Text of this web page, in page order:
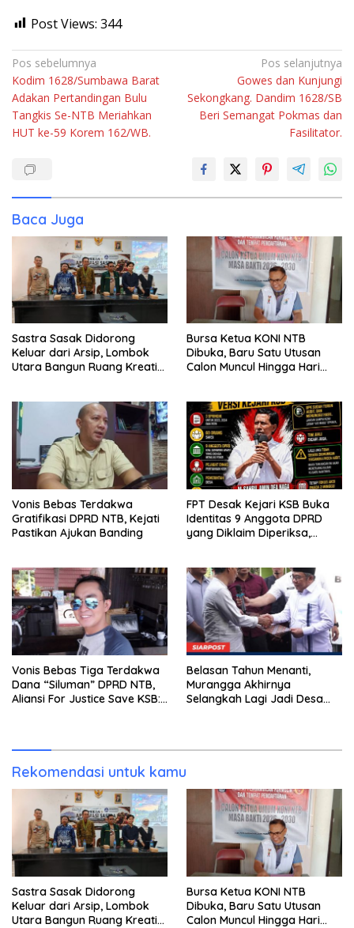
Post Views: 344
Navigasi
pos
Pos sebelumnya
Kodim 1628/Sumbawa Barat
Adakan Pertandingan Bulu
Tangkis Se-NTB Meriahkan
HUT ke-59 Korem 162/WB.
Pos selanjutnya
Gowes dan Kunjungi
Sekongkang. Dandim 1628/SB
Beri Semangat Pokmas dan
Fasilitator.
Baca Juga
Sastra Sasak Didorong
Keluar dari Arsip, Lombok
Utara Bangun Ruang Kreatif
Bursa Ketua KONI NTB
Dibuka, Baru Satu Utusan
Calon Muncul Hingga Hari
Vonis Bebas Terdakwa
Gratifikasi DPRD NTB, Kejati
Pastikan Ajukan Banding
FPT Desak Kejari KSB Buka
Identitas 9 Anggota DPRD
yang Diklaim Diperiksa,
Vonis Bebas Tiga Terdakwa
Dana “Siluman” DPRD NTB,
Aliansi For Justice Save KSB:
Belasan Tahun Menanti,
Murangga Akhirnya
Selangkah Lagi Jadi Desa
Rekomendasi untuk kamu
Sastra Sasak Didorong
Keluar dari Arsip, Lombok
Utara Bangun Ruang Kreatif
Bursa Ketua KONI NTB
Dibuka, Baru Satu Utusan
Calon Muncul Hingga Hari